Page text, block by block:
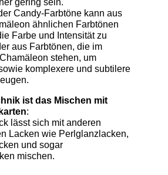
Candy-Farbtöne kann aus
ähnlichen Farbtönen
Farbe und Intensität zu
aus Farbtönen, die im
stehen, um
komplexere und subtilere
ist das Mischen mit
:
lässt sich mit anderen
Lacken wie Perlglanzlacken,
und sogar
mischen.